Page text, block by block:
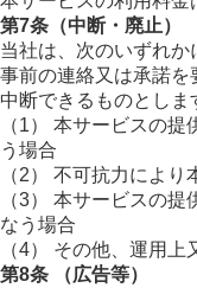
第7条（中断・廃止）
当社は、次のいずれ
事前の連絡又は承諾を
中断できるものとしま
（1） 本サービスの
う場合
（2） 不可抗力によ
（3） 本サービスの
なう場合
（4） その他、運用
第8条 （広告等）